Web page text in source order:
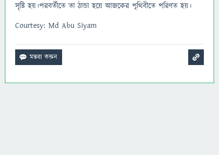
সৃষ্টি হয়।পরবর্তীতে তা ঠান্ডা হয়ে আজকের পৃথিবীতে পরিণত হয়।
Courtesy: Md Abu Siyam